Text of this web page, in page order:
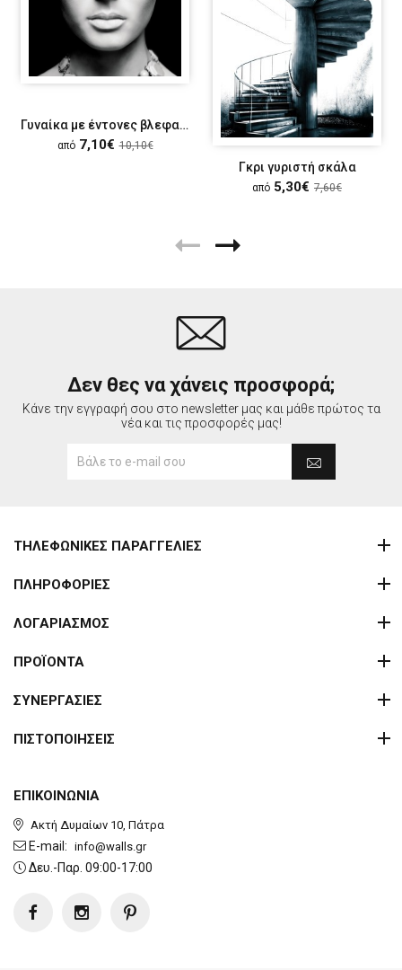
Γυναίκα με έντονες βλεφαρίδες
από 7,10€ 10,10€
Γκρι γυριστή σκάλα
από 5,30€ 7,60€
Δεν θες να χάνεις προσφορά;
Κάνε την εγγραφή σου στο newsletter μας και μάθε πρώτος τα
νέα και τις προσφορές μας!
ΕΠΙΚΟΙΝΩΝΙΑ
Ακτή Δυμαίων 10, Πάτρα
E-mail: info@walls.gr
Δευ.-Παρ. 09:00-17:00
ΤΗΛΕΦΩΝΙΚΕΣ ΠΑΡΑΓΓΕΛΙΕΣ
ΠΛΗΡΟΦΟΡΙΕΣ
ΛΟΓΑΡΙΑΣΜΟΣ
ΠΡΟΪΟΝΤΑ
ΣΥΝΕΡΓΑΣΙΕΣ
ΠΙΣΤΟΠΟΙΗΣΕΙΣ